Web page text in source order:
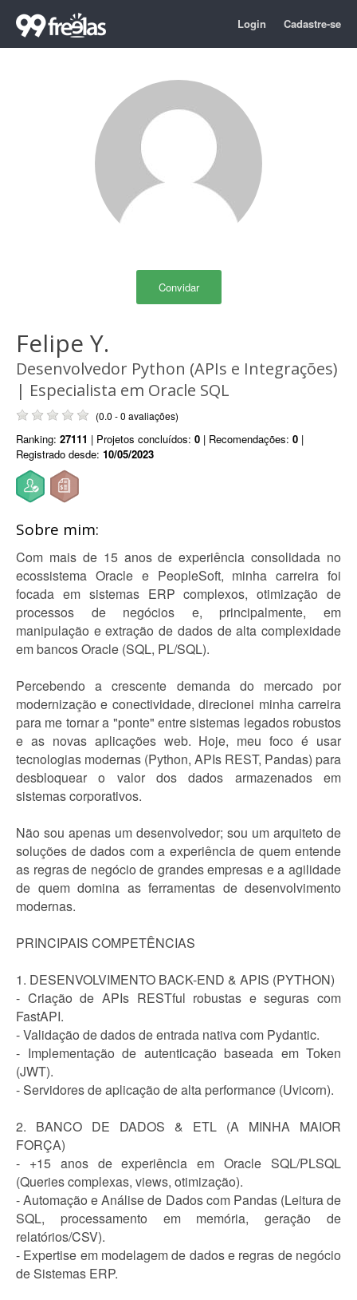
Login Cadastre-se
Convidar
Felipe Y.
Desenvolvedor Python (APIs e Integrações)
| Especialista em Oracle SQL
(0.0 - 0 avaliações)
Ranking: 27111 | Projetos concluídos: 0 | Recomendações: 0 |
Registrado desde: 10/05/2023
Sobre mim:
Com mais de 15 anos de experiência consolidada no
ecossistema Oracle e PeopleSoft, minha carreira foi
focada em sistemas ERP complexos, otimização de
processos de negócios e, principalmente, em
manipulação e extração de dados de alta complexidade
em bancos Oracle (SQL, PL/SQL).
Percebendo a crescente demanda do mercado por
modernização e conectividade, direcionei minha carreira
para me tornar a "ponte" entre sistemas legados robustos
e as novas aplicações web. Hoje, meu foco é usar
tecnologias modernas (Python, APIs REST, Pandas) para
desbloquear o valor dos dados armazenados em
sistemas corporativos.
Não sou apenas um desenvolvedor; sou um arquiteto de
soluções de dados com a experiência de quem entende
as regras de negócio de grandes empresas e a agilidade
de quem domina as ferramentas de desenvolvimento
modernas.
PRINCIPAIS COMPETÊNCIAS
1. DESENVOLVIMENTO BACK-END & APIS (PYTHON)
- Criação de APIs RESTful robustas e seguras com
FastAPI.
- Validação de dados de entrada nativa com Pydantic.
- Implementação de autenticação baseada em Token
(JWT).
- Servidores de aplicação de alta performance (Uvicorn).
2. BANCO DE DADOS & ETL (A MINHA MAIOR
FORÇA)
- +15 anos de experiência em Oracle SQL/PLSQL
(Queries complexas, views, otimização).
- Automação e Análise de Dados com Pandas (Leitura de
SQL, processamento em memória, geração de
relatórios/CSV).
- Expertise em modelagem de dados e regras de negócio
de Sistemas ERP.